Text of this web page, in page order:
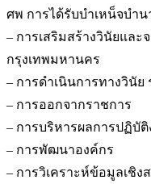
ศพ การได้รับบำเหน็จบำ
– การเสริมสร้างวินัยแล
กรุงเทพมหานคร
– การดำเนินการทางวินั
– การออกจากราชการ
– การบริหารผลการปฏิบัติง
– การพัฒนาองค์กร
– การวิเคราะห์ข้อมูลเชิง